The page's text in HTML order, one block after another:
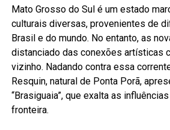
Mato Grosso do Sul é um estado
culturais diversas, provenientes de
Brasil e do mundo. No entanto, as
distanciado das conexões artísticas
vizinho. Nadando contra essa
Resquin, natural de Ponta Porã,
“Brasiguaia”, que exalta as
fronteira.